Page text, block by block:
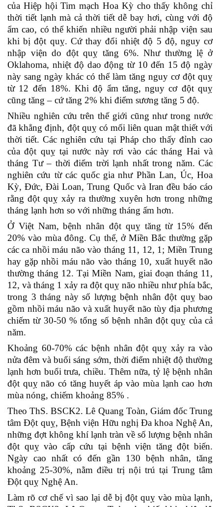
của Hiệp hội Tim mạch Hoa Kỳ cho thấy không chỉ
thời tiết lạnh mà cả thời tiết dễ bay hơi, cùng với độ
ẩm cao, có thể khiến nhiều người phải nhập viện sau
khi bị đột quỵ. Cứ thay đổi nhiệt độ 5 độ, nguy cơ
nhập viện do đột quỵ tăng 6%. Như thường lệ ở
Oklahoma, nhiệt độ dao động từ 10 đến 15 độ ngày
này sang ngày khác có thể làm tăng nguy cơ đột quỵ
từ 12 đến 18%. Khi độ ẩm tăng, nguy cơ đột quỵ
cũng tăng – cứ tăng 2% khi điểm sương tăng 5 độ.
Nhiều nghiên cứu trên thế giới cũng như trong nước
đã khẳng định, đột quỵ có mối liên quan mật thiết với
thời tiết. Các nghiên cứu tại Pháp cho thấy đỉnh cao
của đột quỵ tại nước này rơi vào các tháng Hai và
tháng Tư – thời điểm trời lạnh nhất trong năm. Các
nghiên cứu từ các quốc gia như Phần Lan, Úc, Hoa
Kỳ, Đức, Đài Loan, Trung Quốc và Iran đều báo cáo
rằng đột quỵ xảy ra thường xuyên hơn trong những
tháng lạnh hơn so với những tháng ấm hơn.
Ở Việt Nam, bệnh nhân đột quỵ tăng từ 15% đến
20% vào mùa đông. Cụ thể, ở Miền Bắc thường gặp
các ca nhồi máu não vào tháng 11, 12, 1; Miền Trung
hay gặp nhồi máu não vào tháng 10, xuất huyết não
thường tháng 12. Tại Miền Nam, giai đoạn tháng 11,
12, và tháng 1 xảy ra đột quỵ não nhiều như phía bắc,
trong 3 tháng này số lượng bệnh nhân đột quỵ bao
gồm nhồi máu não và xuất huyết não tùy địa phương
chiếm từ 30-50 % tổng số bệnh nhân đột quỵ của cả
năm.
Khoảng 60-70% các bệnh nhân đột quỵ xảy ra vào
nửa đêm và buổi sáng sớm, thời điểm nhiệt độ thường
lạnh hơn buổi trưa, chiều. Thêm nữa, tỷ lệ bệnh nhân
đột quỵ não có tăng huyết áp vào mùa lạnh cao hơn
mùa nóng, chiếm khoảng 85% .
Theo ThS. BSCK2. Lê Quang Toàn, Giám đốc Trung
tâm Đột quỵ, Bệnh viện Hữu nghị Đa khoa Nghệ An,
những đợt không khí lạnh tràn về số lượng bệnh nhân
đột quỵ vào cấp cứu tại bệnh viện tăng đột biến.
Ngày cao nhất có đến gần 130 bệnh nhân, tăng
khoảng 25-30%, nằm điều trị nội trú tại Trung tâm
Đột quỵ Nghệ An.
Làm rõ cơ chế vì sao lại dễ bị đột quỵ vào mùa lạnh,